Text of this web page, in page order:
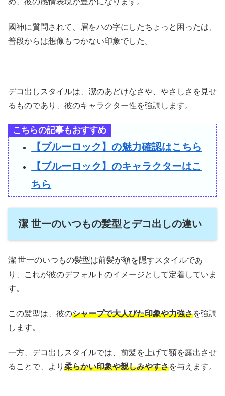
國神に質問されて、眉をハの字にしたちょっと困ったは、
普段からは想像もつかない印象でした。
デコ出しスタイルは、潔のあどけなさや、やさしさを見せ
るものであり、彼のキャラクター性を強調します。
こちらの記事もおすすめ
【ブルーロック】の魅力確認はこちら
【ブルーロック】のキャラクターはこ
ちら
潔 世一のいつもの髪型とデコ出しの違い
潔 世一のいつもの髪型は前髪が額を隠すスタイルであ
り、これが彼のデフォルトのイメージとして定着していま
す。
この髪型は、彼のシャープで大人びた印象や力強さを強調
します。
一方、デコ出しスタイルでは、前髪を上げて額を露出させ
ることで、より 柔らかい印象や親しみやすさを与えます。